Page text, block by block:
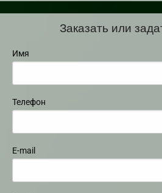
Заказать или
Имя
Телефон
E-mail